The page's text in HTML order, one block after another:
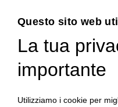
Tel.
Stefano Bartoli – P.Iva
Questo sito web
La tua
importante
Utilizziamo i cookie per